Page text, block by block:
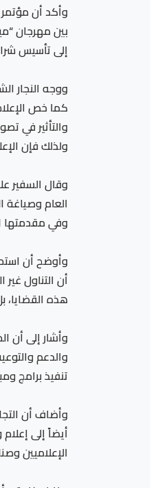
وأكد أن
إلى تأسيس
ووجه النجار
كما خص
والتأثير في
ولذلك فإن
وقال السفير
العام وصياغة
وفي مقدمتها
وأوضح أن
أن التناول
هذه القضايا،
وأشار إلى أن
والدعم
تنفيذ برامج
وأضاف أن
أيضاً إلى
الإعلاميين